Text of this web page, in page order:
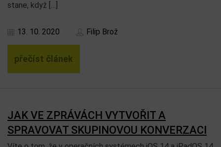
stane, když […]
13. 10. 2020 Filip Brož
přečíst článek
JAK VE ZPRÁVÁCH VYTVOŘIT A
SPRAVOVAT SKUPINOVOU KONVERZACI